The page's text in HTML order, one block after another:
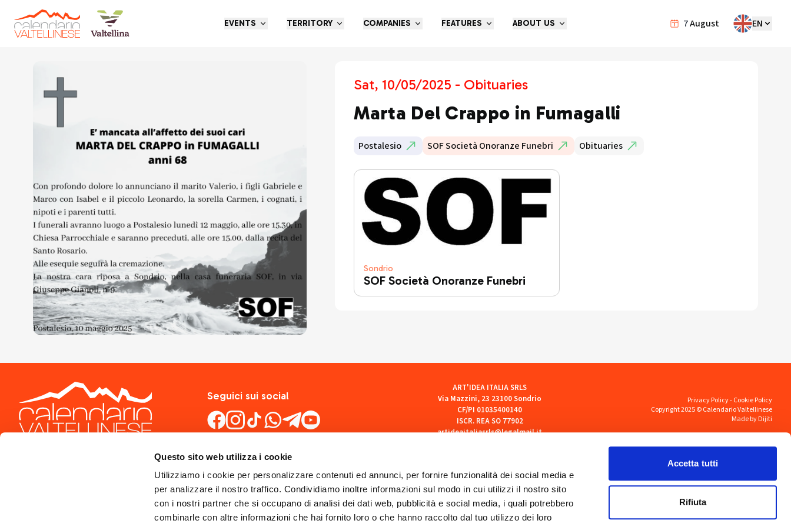
Questo sito web utilizza i cookie
Utilizziamo i cookie per personalizzare contenuti ed annunci, per fornire funzionalità dei social media e
per analizzare il nostro traffico. Condividiamo inoltre informazioni sul modo in cui utilizzi il nostro sito
con i nostri partner che si occupano di analisi dei dati web, pubblicità e social media, i quali potrebbero
combinarle con altre informazioni che hai fornito loro o che hanno raccolto dal tuo utilizzo dei loro
Accetta tutti
Rifiuta
7August EN
EVENTS TERRITORY COMPANIES FEATURES ABOUT US
Go back
Sat, 10/05/2025 - Obituaries
Marta Del Crappo in Fumagalli
Postalesio SOF Società Onoranze Funebri Obituaries
Sondrio
SOF Società Onoranze Funebri
Seguici sui social
ART'IDEA ITALIA SRLS
Via Mazzini, 23 23100 Sondrio
CF/PI 01035400140
ISCR. REA SO 77902
artideaitaliasrls@legalmail.it
Privacy Policy-Cookie Policy
Copyright 2025 © Calendario Valtellinese
Made by Dijiti